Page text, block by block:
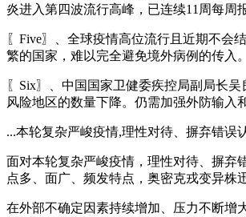
炎进入第四波流行高峰，已连续11周每周
〖Five〗、全球疫情高位流行且近期不会
繁的国家，难以完全避免境外病例的传入
〖Six〗、中国国家卫健委疾控局副局长
风险地区的数量下降。仍需加强外防输入
...本轮复杂严峻疫情,理性对待、摒弃错误
面对本轮复杂严峻疫情，理性对待、摒弃
点多、面广、频发特点，奥密克戎变异株
在外部不确定因素持续增加、压力不断增